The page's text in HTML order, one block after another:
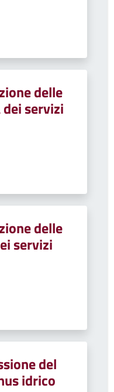
delle
servizi
delle
servizi
del
idrico